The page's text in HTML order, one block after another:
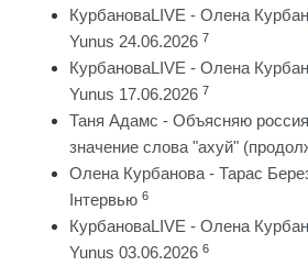
КурбановаLIVE - Олена
Yunus 24.06.2026 7
КурбановаLIVE - Олена
Yunus 17.06.2026 7
Таня Адамс - Объясняю
значение слова "ахуй"
Олена Курбанова - Тарас
Інтервью 6
КурбановаLIVE - Олена
Yunus 03.06.2026 6